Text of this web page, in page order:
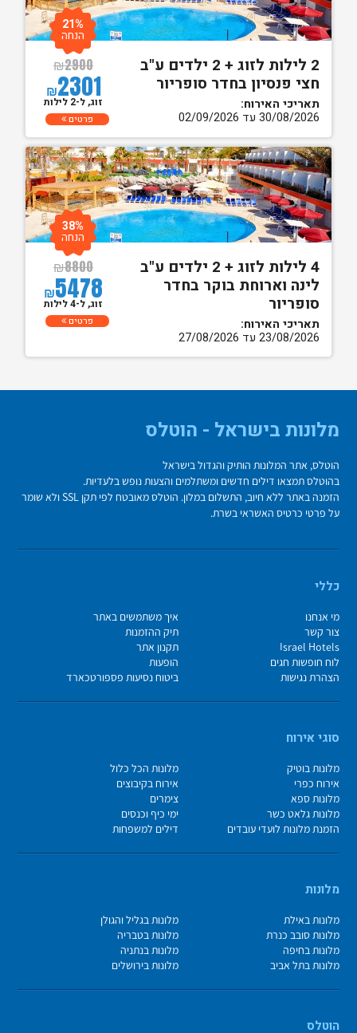
2 לילות לזוג + 2 ילדים ע"ב
חצי פנסיון בחדר סופריור
תאריכי האירוח:
30/08/2026 עד 02/09/2026
₪2900
₪2301
21%
הנחה
זוג, ל-2 לילות
פרטים
4 לילות לזוג + 2 ילדים ע"ב
לינה וארוחת בוקר בחדר
סופריור
תאריכי האירוח:
23/08/2026 עד 27/08/2026
₪8800
₪5478
38%
הנחה
זוג, ל-4 לילות
פרטים
מלונות בישראל - הוטלס
הוטלס, אתר המלונות הותיק והגדול בישראל
בהוטלס תמצאו דילים חדשים ומשתלמים והצעות נופש בלעדיות.
הזמנה באתר ללא חיוב, התשלום במלון. הוטלס מאובטח לפי תקן SSL ולא שומר
על פרטי כרטיס האשראי בשרת.
כללי
מי אנחנו
איך משתמשים באתר
צור קשר
תיק ההזמנות
Israel Hotels
תקנון אתר
לוח חופשות חגים
הופעות
הצהרת נגישות
ביטוח נסיעות פספורטכארד
סוגי אירוח
מלונות בוטיק
מלונות הכל כלול
אירוח כפרי
אירוח בקיבוצים
מלונות ספא
צימרים
מלונות גלאט כשר
ימי כיף וכנסים
הזמנת מלונות לועדי עובדים
דילים למשפחות
מלונות
מלונות באילת
מלונות בגליל והגולן
מלונות סובב כנרת
מלונות בטבריה
מלונות בחיפה
מלונות בנתניה
מלונות בתל אביב
מלונות בירושלים
הוטלס